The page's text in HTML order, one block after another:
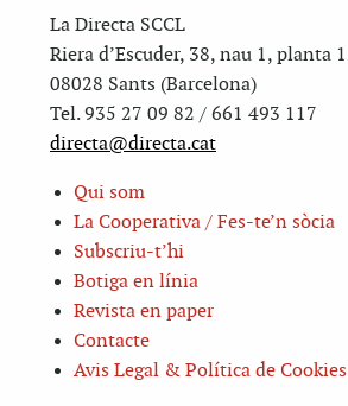
La Directa SCCL
Riera d’Escuder, 38, nau 1, planta 1
08028 Sants (Barcelona)
Tel. 935 27 09 82 / 661 493 117
directa@directa.cat
Qui som
La Cooperativa / Fes-te’n sòcia
Subscriu-t’hi
Botiga en línia
Revista en paper
Contacte
Avis Legal & Política de Cookies